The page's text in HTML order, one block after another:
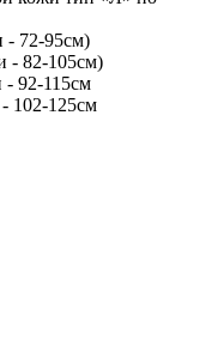
- 72-95см)
- 82-105см)
92-115см
102-125см